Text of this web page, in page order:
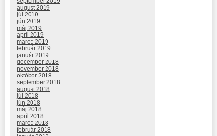
august 2019
júl 2019
jún 2019
máj 2019
apríl 2019
marec 2019
február 2019
január 2019
december 2018
november 2018
október 2018
september 2018
august 2018
júl 2018
jún 2018
máj 2018
apríl 2018
marec 2018
február 2018